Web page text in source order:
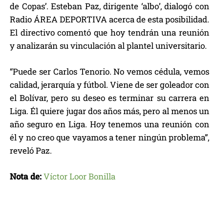
de Copas’. Esteban Paz, dirigente ‘albo’, dialogó con
Radio ÁREA DEPORTIVA acerca de esta posibilidad.
El directivo comentó que hoy tendrán una reunión
y analizarán su vinculación al plantel universitario.
“Puede ser Carlos Tenorio. No vemos cédula, vemos
calidad, jerarquía y fútbol. Viene de ser goleador con
el Bolívar, pero su deseo es terminar su carrera en
Liga. Él quiere jugar dos años más, pero al menos un
año seguro en Liga. Hoy tenemos una reunión con
él y no creo que vayamos a tener ningún problema”,
reveló Paz.
Nota de:Víctor Loor Bonilla